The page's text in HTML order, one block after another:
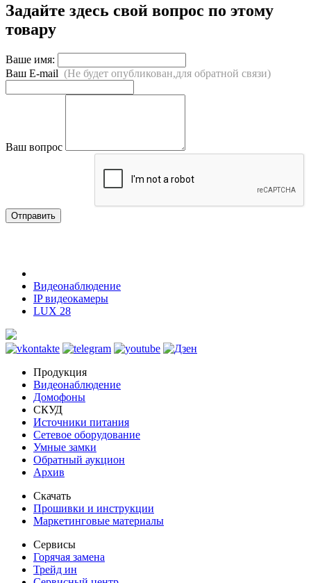
Задайте здесь свой вопрос по этому
товару
Ваше имя:
Ваш E-mail (Не будет опубликован,для обратной связи)
Ваш вопрос
Отправить
Видеонаблюдение
IP видеокамеры
LUX 28
Продукция
Видеонаблюдение
Домофоны
СКУД
Источники питания
Сетевое оборудование
Умные замки
Обратный аукцион
Архив
Скачать
Прошивки и инструкции
Маркетинговые материалы
Сервисы
Горячая замена
Трейд ин